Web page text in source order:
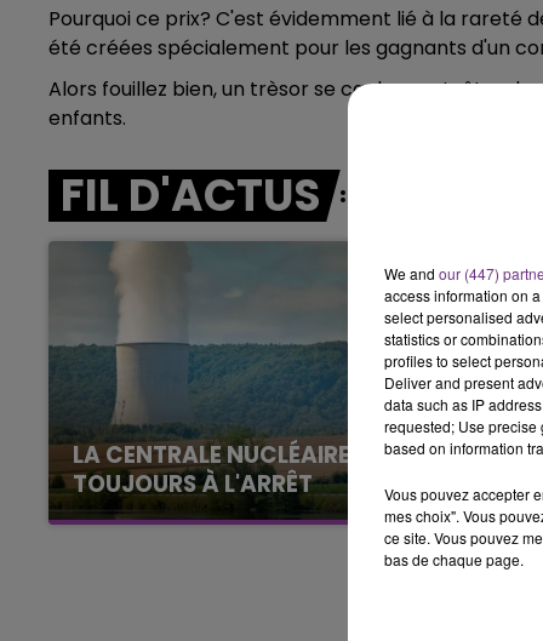
LE WEEK-END CHAMPAGNE FM
Pourquoi ce prix? C'est évidemment lié à la rareté
été créées spécialement pour les gagnants d'un
Alors fouillez bien, un trèsor se cache peut-être
enfants.
FIL D'ACTUS
LA CENTRALE NUCLÉAIRE DE CHOOZ
TOUJOURS À L'ARRÊT
Cela fait déjà une semaine que la centrale
nucléaire ardennaise est à l'arrêt. Une situation
justifiée par la sécheresse intense qui est
We and our (447)
access information on
select personalised
statistics or
profiles to select
Deliver and present
data such as IP
requested; Use precise
based on information
Vous pouvez accepter
mes choix". Vous
ce site. Vous pouvez
bas de chaque page.